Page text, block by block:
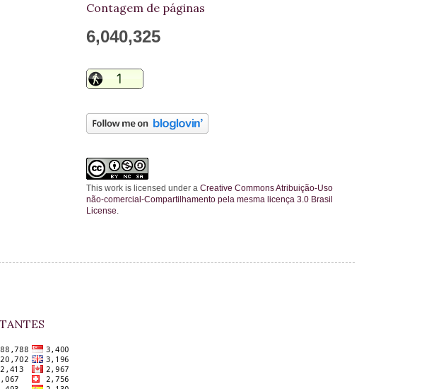
Contagem de páginas
6,040,325
This work is licensed under a Creative Commons Atribuição-Uso
não-comercial-Compartilhamento pela mesma licença 3.0 Brasil
License.